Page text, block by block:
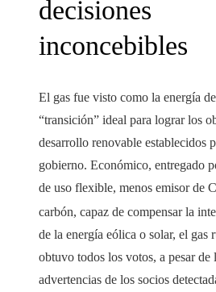
decisiones
inconcebibles
El gas fue visto como la energía de
“transición” ideal para lograr los
desarrollo renovable establecidos
gobierno. Económico, entregado
de uso flexible, menos emisor de
carbón, capaz de compensar la
de la energía eólica o solar, el gas
obtuvo todos los votos, a pesar de
advertencias de los socios